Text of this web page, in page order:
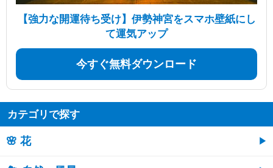
【強力な開運待ち受け】伊勢神宮をスマホ壁紙にし
て運気アップ
今すぐ無料ダウンロード
カテゴリで探す
🌸 花